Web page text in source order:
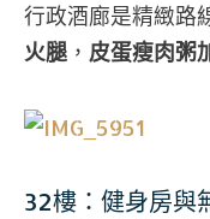
行政酒廊是精緻路
火腿 ， 皮蛋瘦肉粥
32樓：健身房與